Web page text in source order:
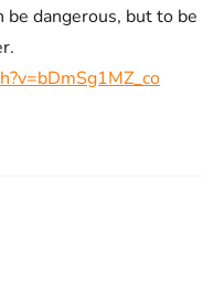
be dangerous, but to be